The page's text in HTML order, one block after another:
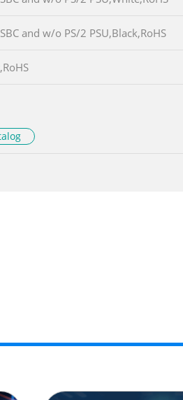
and w/o PS/2 PSU,Black,RoHS